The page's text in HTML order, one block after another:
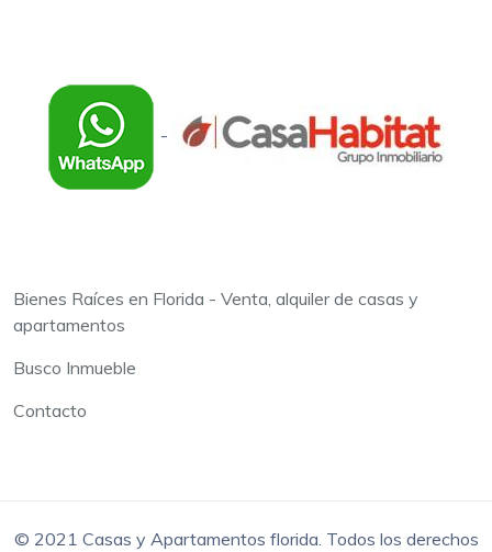
-
Bienes Raíces en Florida - Venta, alquiler de casas y
apartamentos
Busco Inmueble
Contacto
© 2021 Casas y Apartamentos florida. Todos los derechos